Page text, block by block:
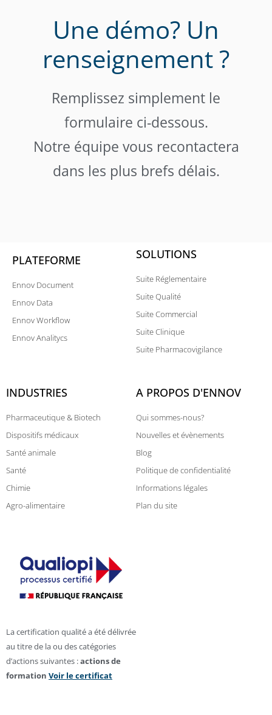
Une démo? Un
renseignement ?
Remplissez simplement le
formulaire ci-dessous.
Notre équipe vous recontactera
dans les plus brefs délais.
PLATEFORME
Ennov Document
Ennov Data
Ennov Workflow
Ennov Analitycs
SOLUTIONS
Suite Réglementaire
Suite Qualité
Suite Commercial
Suite Clinique
Suite Pharmacovigilance
INDUSTRIES
Pharmaceutique & Biotech
Dispositifs médicaux
Santé animale
Santé
Chimie
Agro-alimentaire
A PROPOS D'ENNOV
Qui sommes-nous?
Nouvelles et évènements
Blog
Politique de confidentialité
Informations légales
Plan du site
La certification qualité a été délivrée
au titre de la ou des catégories
d’actions suivantes :actions de
formation Voir le certificat